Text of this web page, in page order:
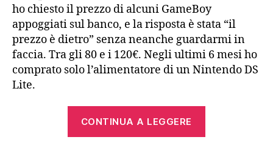
ho chiesto il prezzo di alcuni GameBoy
appoggiati sul banco, e la risposta è stata “il
prezzo è dietro” senza neanche guardarmi in
faccia. Tra gli 80 e i 120€. Negli ultimi 6 mesi ho
comprato solo l’alimentatore di un Nintendo DS
Lite.
CONTINUA A LEGGERE